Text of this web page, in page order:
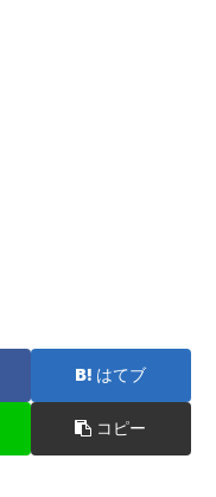
はてブ
コピー